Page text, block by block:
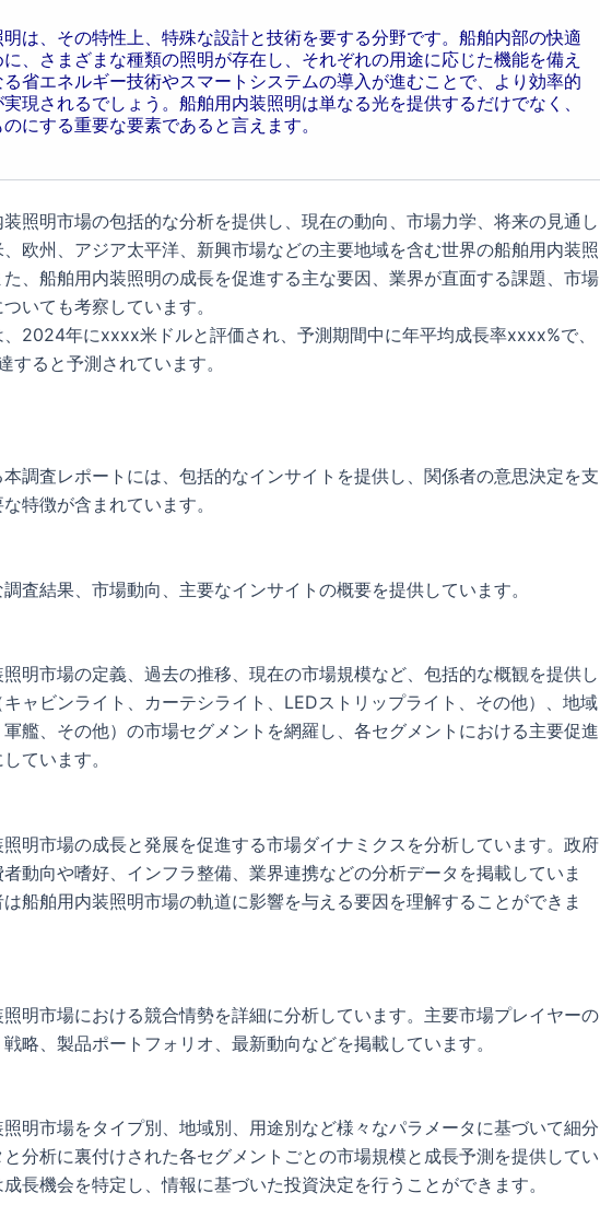
は、その特性上、特殊な設計と技術を要する分野です。船舶内部の快適
、さまざまな種類の照明が存在し、それぞれの用途に応じた機能を備え
省エネルギー技術やスマートシステムの導入が進むことで、より効率的
現されるでしょう。船舶用内装照明は単なる光を提供するだけでなく、
にする重要な要素であると言えます。
照明市場の包括的な分析を提供し、現在の動向、市場力学、将来の見通し
欧州、アジア太平洋、新興市場などの主要地域を含む世界の船舶用内装照
、船舶用内装照明の成長を促進する主な要因、業界が直面する課題、市場
いても考察しています。
2024年にxxxx米ドルと評価され、予測期間中に年平均成長率xxxx%で、
ると予測されています。
調査レポートには、包括的なインサイトを提供し、関係者の意思決定を支
特徴が含まれています。
査結果、市場動向、主要なインサイトの概要を提供しています。
明市場の定義、過去の推移、現在の市場規模など、包括的な概観を提供し
ャビンライト、カーテシライト、LEDストリップライト、その他）、地域
艦、その他）の市場セグメントを網羅し、各セグメントにおける主要促進
ています。
明市場の成長と発展を促進する市場ダイナミクスを分析しています。政府
動向や嗜好、インフラ整備、業界連携などの分析データを掲載していま
船舶用内装照明市場の軌道に影響を与える要因を理解することができま
明市場における競合情勢を詳細に分析しています。主要市場プレイヤーの
略、製品ポートフォリオ、最新動向などを掲載しています。
明市場をタイプ別、地域別、用途別など様々なパラメータに基づいて細分
分析に裏付けされた各セグメントごとの市場規模と成長予測を提供してい
長機会を特定し、情報に基づいた投資決定を行うことができます。